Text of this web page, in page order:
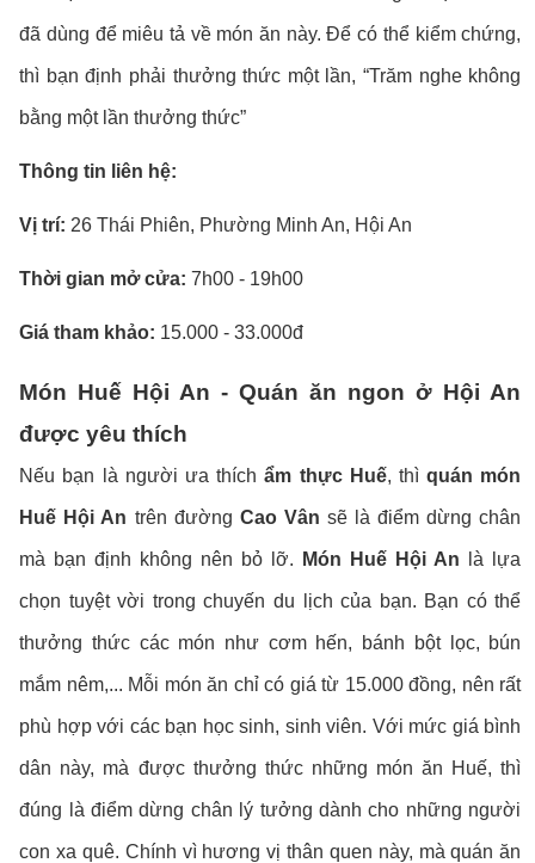
đã dùng để miêu tả về món ăn này. Để có thể kiểm chứng,
thì bạn định phải thưởng thức một lần, “Trăm nghe không
bằng một lần thưởng thức”
Thông tin liên hệ:
Vị trí: 26 Thái Phiên, Phường Minh An, Hội An
Thời gian mở cửa:7h00 - 19h00
Giá tham khảo: 15.000 - 33.000đ
Món Huế Hội An - Quán ăn ngon ở Hội An
được yêu thích
Nếu bạn là người ưa thíchẩm thực Huế, thìquán món
Huế Hội An trên đường Cao Vân sẽ là điểm dừng chân
mà bạn định không nên bỏ lỡ. Món Huế Hội An là lựa
chọn tuyệt vời trong chuyến du lịch của bạn. Bạn có thể
thưởng thức các món như cơm hến, bánh bột lọc, bún
mắm nêm,... Mỗi món ăn chỉ có giá từ 15.000 đồng, nên rất
phù hợp với các bạn học sinh, sinh viên. Với mức giá bình
dân này, mà được thưởng thức những món ăn Huế, thì
đúng là điểm dừng chân lý tưởng dành cho những người
con xa quê. Chính vì hương vị thân quen này, mà quán ăn